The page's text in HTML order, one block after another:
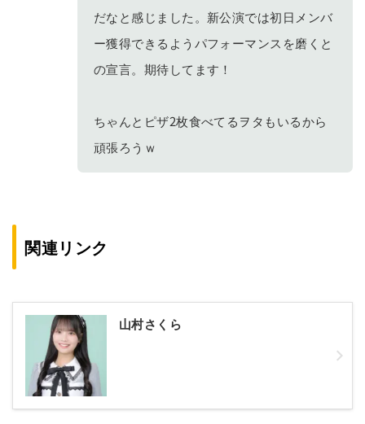
だなと感じました。新公演では初日メンバ
ー獲得できるようパフォーマンスを磨くと
の宣言。期待してます！
ちゃんとピザ2枚食べてるヲタもいるから
頑張ろうｗ
関連リンク
山村さくら